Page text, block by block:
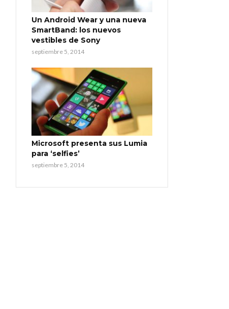
Un Android Wear y una nueva
SmartBand: los nuevos
vestibles de Sony
septiembre 5, 2014
Microsoft presenta sus Lumia
para ‘selfies’
septiembre 5, 2014